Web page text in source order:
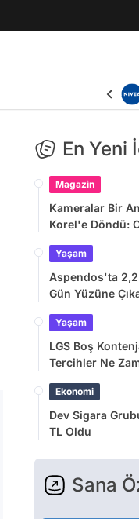
En Yeni
Magazin
Kameralar Bir
Korel'e Döndü:
Yaşam
Aspendos'ta 2,2
Gün Yüzüne
Yaşam
LGS Boş
Tercihler Ne
Ekonomi
Dev Sigara
TL Oldu
Sana